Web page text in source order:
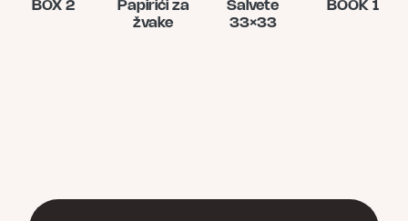
BOX 2
Papirići za
žvake
Salvete
33×33
BOOK 1